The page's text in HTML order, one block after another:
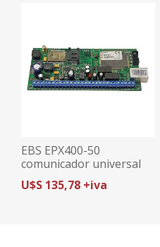
EBS EPX400-50
comunicador universal
2G + ethernet con app
U$S 135,78 +iva